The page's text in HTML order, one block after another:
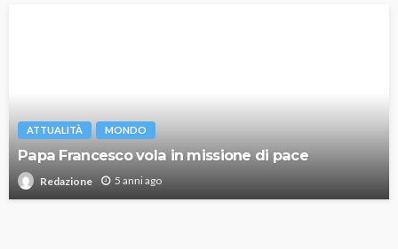
ATTUALITÀ MONDO
Papa Francesco vola in missione di pace
Redazione 5 anni ago